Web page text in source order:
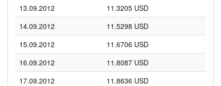
13.09.2012
11.3205 USD
14.09.2012
11.5298 USD
15.09.2012
11.6706 USD
16.09.2012
11.8087 USD
17.09.2012
11.8636 USD